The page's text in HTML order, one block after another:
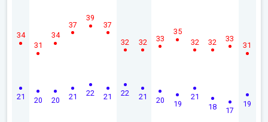
21
34
20
31
20
34
21
37
22
39
21
37
22
32
21
32
20
33
19
35
21
32
18
32
17
33
19
31